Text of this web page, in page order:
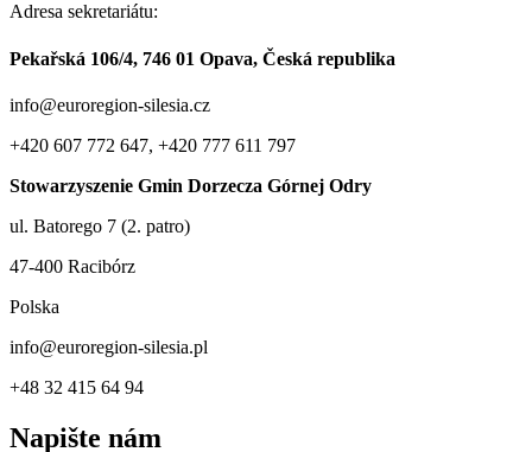
Adresa sekretariátu:
Pekařská 106/4, 746 01 Opava, Česká republika
info@euroregion-silesia.cz
+420 607 772 647, +420 777 611 797
Stowarzyszenie Gmin Dorzecza Górnej Odry
ul. Batorego 7 (2. patro)
47-400 Racibórz
Polska
info@euroregion-silesia.pl
+48 32 415 64 94
Napište nám